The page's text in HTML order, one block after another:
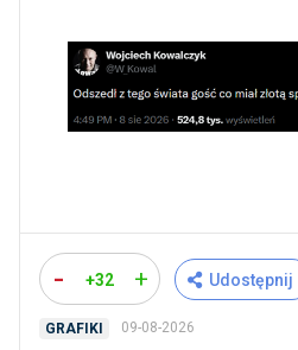
- +32 + Udostępnij
GRAFIKI 09-08-2026